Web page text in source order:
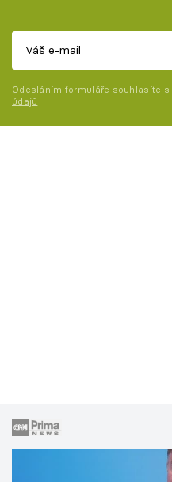
Odesláním formuláře souhlasíte s
údajů